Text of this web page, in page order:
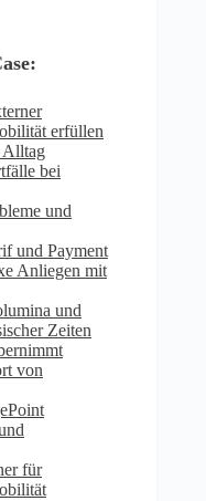
erfüllen
Alltag
bei
und
und Payment
Anliegen mit
und
Zeiten
von
für